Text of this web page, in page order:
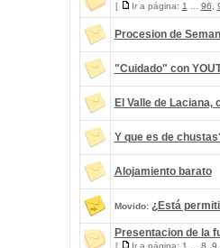
[ Ir a página: 1 96
Procesion de
"Cuidado" con
El Valle de Laciana,
Y que es de
Alojamiento barato
Movido: ¿Está
Presentacion de la
[ Ir a página: 1 8 9